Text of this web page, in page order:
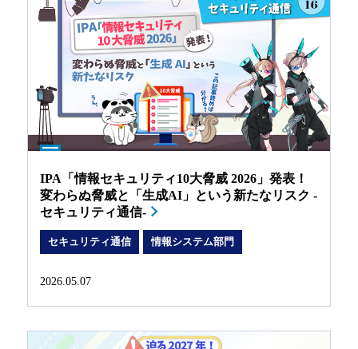
IPA「情報セキュリティ10大脅威 2026」発表！
変わらぬ脅威と「生成AI」という新たなリスク -
セキュリティ通信-
セキュリティ通信 情報システム部門
2026.05.07